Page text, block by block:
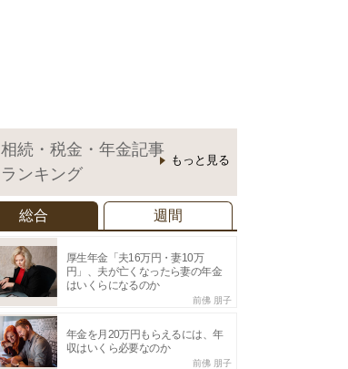
相続・税金・年金記事
ランキング
もっと見る
総合 週間
厚生年金「夫16万円・妻10万
円」、夫が亡くなったら妻の年金
はいくらになるのか
前佛 朋子
年金を月20万円もらえるには、年
収はいくら必要なのか
前佛 朋子